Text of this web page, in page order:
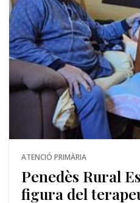
ATENCIÓ PRIMÀRIA
Penedès Rural
figura del